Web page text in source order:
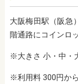
大阪梅田駅（阪急
階通路にコインロ
※大きさ 小・中・
※利用料 300円か